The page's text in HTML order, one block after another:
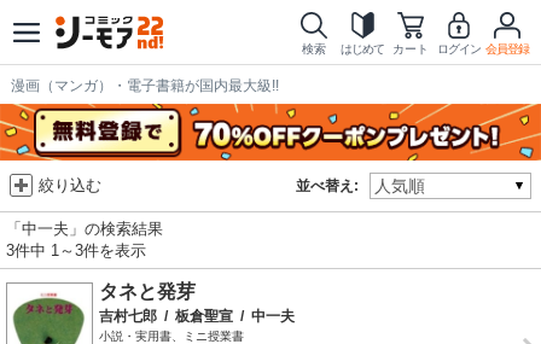
検索 はじめて カート ログイン 会員登録
漫画（マンガ）・電子書籍が国内最大級!!
並べ替え:
絞り込む
「中一夫」の検索結果
3件中 1～3件を表示
タネと発芽
吉村七郎 / 板倉聖宣 / 中一夫
小説・実用書、ミニ授業書